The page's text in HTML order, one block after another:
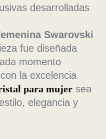
desarrolladas
Swarovski
fue diseñada
momento
la excelencia
para mujer sea
elegancia y